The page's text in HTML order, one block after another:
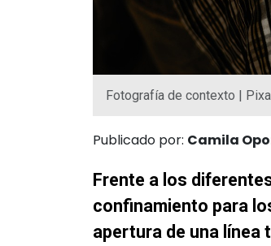
Fotografía de contexto |
Publicado por: Camila
Frente a los
confinamiento para
apertura de una línea